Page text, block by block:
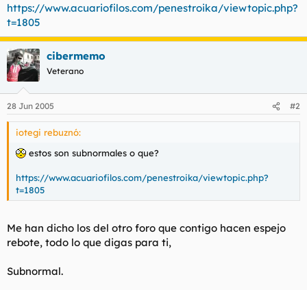
l
t
a
i
https://www.acuariofilos.com/penestroika/viewtopic.php?
t=1805
cibermemo
Veterano
28 Jun 2005 #2
iotegi rebuznó:
estos son subnormales o que?
https://www.acuariofilos.com/penestroika/viewtopic.php?
t=1805
Me han dicho los del otro foro que contigo hacen espejo
rebote, todo lo que digas para ti,
Subnormal.